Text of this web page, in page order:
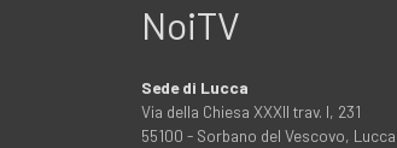
NoiTV
Sede di Lucca
Via della Chiesa XXXII trav. I, 231
55100 - Sorbano del Vescovo, Lucca